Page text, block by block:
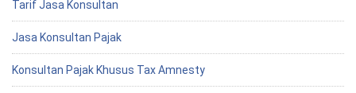
Tarif Jasa Konsultan
Jasa Konsultan Pajak
Konsultan Pajak Khusus Tax Amnesty